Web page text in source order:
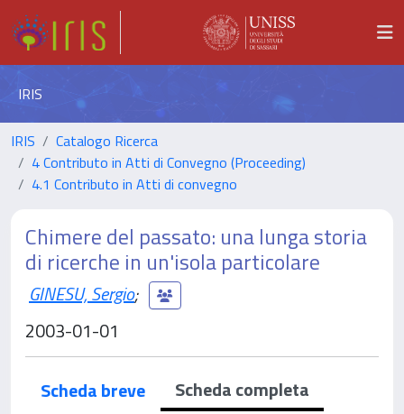
IRIS
IRIS
Catalogo Ricerca
4 Contributo in Atti di Convegno (Proceeding)
4.1 Contributo in Atti di convegno
Chimere del passato: una lunga storia
di ricerche in un'isola particolare
GINESU, Sergio;
2003-01-01
Scheda breve
Scheda completa